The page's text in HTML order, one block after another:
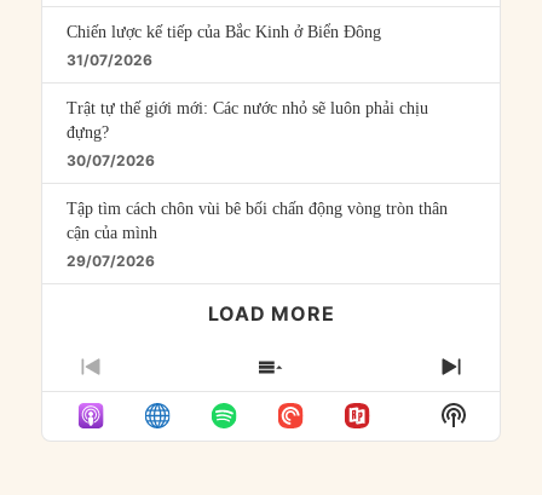
Chiến lược kế tiếp của Bắc Kinh ở Biển Đông
31/07/2026
Trật tự thế giới mới: Các nước nhỏ sẽ luôn phải chịu
đựng?
30/07/2026
Tập tìm cách chôn vùi bê bối chấn động vòng tròn thân
cận của mình
29/07/2026
LOAD MORE
PREVIOUS
EPISODE
SHOW
EPISODES
LIST
NEXT
Show
Podcast